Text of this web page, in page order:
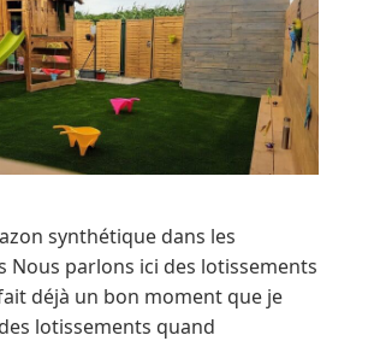
synthétique dans les
Nous parlons ici des lotissements
déjà un bon moment que je
lotissements quand